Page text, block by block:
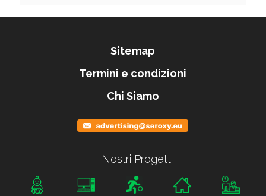
Sitemap
Termini e condizioni
Chi Siamo
I Nostri Progetti